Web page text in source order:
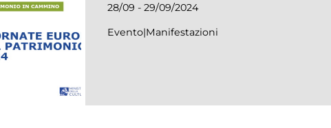
28/09 - 29/09/2024
Evento|Manifestazioni